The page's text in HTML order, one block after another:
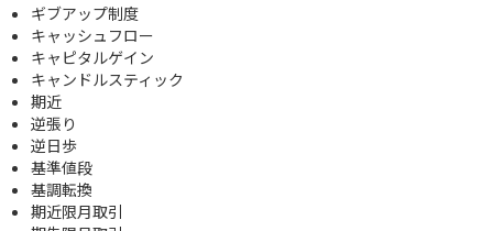
ギブアップ制度
キャッシュフロー
キャピタルゲイン
キャンドルスティック
期近
逆張り
逆日歩
基準値段
基調転換
期近限月取引